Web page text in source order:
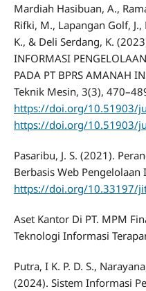
Mardiah Hasibuan, A.,
Rifki, M., Lapangan Golf,
K., & Deli Serdang, K.
INFORMASI
PADA PT BPRS AMANAH
Teknik Mesin, 3(3),
https://doi.org/10.51903/
https://doi.org/10.51903/
Pasaribu, J. S. (2021).
Berbasis Web Pengelolaan
https://doi.org/10.33197/
Aset Kantor Di PT. MPM
Teknologi Informasi
Putra, I K. P. D. S.,
(2024). Sistem Informasi